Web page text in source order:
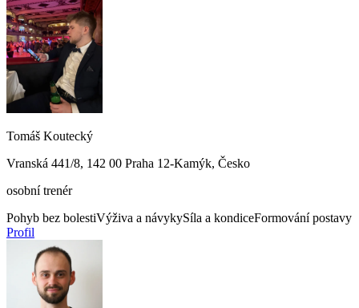
Tomáš Koutecký
Vranská 441/8, 142 00 Praha 12-Kamýk, Česko
osobní trenér
Pohyb bez bolestiVýživa a návykySíla a kondiceFormování postavy
Profil